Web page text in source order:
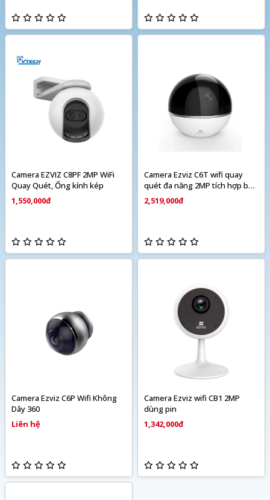
Camera EZVIZ C8PF 2MP WiFi
Quay Quét, Ống kính kép
1,550,000đ
Camera Ezviz C6T wifi quay
quét đa năng 2MP tích hợp báo
động
2,519,000đ
Camera Ezviz C6P Wifi Không
Dây 360
Liên hệ
Camera Ezviz wifi CB1 2MP
dùng pin
1,342,000đ